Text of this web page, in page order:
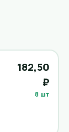
182,50
₽
8 шт